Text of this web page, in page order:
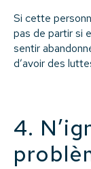
Si cette
pas de partir si
sentir
d’avoir des
4.